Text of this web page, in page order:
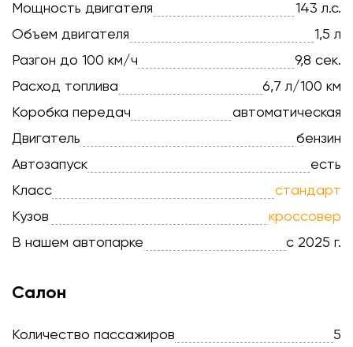
Мощность двигателя
143 л.с.
Объем двигателя
1,5 л
Разгон до 100 км/ч
9,8 сек.
Расход топлива
6,7 л/100 км
Коробка передач
автоматическая
Двигатель
бензин
Автозапуск
есть
Класс
стандарт
Кузов
кроссовер
В нашем автопарке
с 2025 г.
Салон
Количество пассажиров
5